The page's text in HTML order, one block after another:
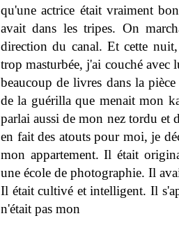
qu'une actrice était vraiment
avait dans les tripes. On
direction du canal. Et cette
trop masturbée, j'ai couché avec
beaucoup de livres dans la
de la guérilla que menait mon
parlai aussi de mon nez tordu et
en fait des atouts pour moi, je
mon appartement. Il était
une école de photographie. Il
Il était cultivé et intelligent. Il
n'était pas mon